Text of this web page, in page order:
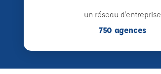
un réseau d'entreprise
750 agences